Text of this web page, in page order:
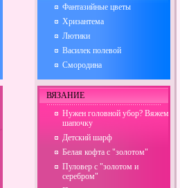
Фантазийные цветы
Хризантема
Лютики
Василек полевой
Смородина
ВЯЗАНИЕ
Нужен головной убор? Вяжем
шапочку
Детский шарф
Белая кофта с "золотом"
Пуловер с "золотом и
серебром"